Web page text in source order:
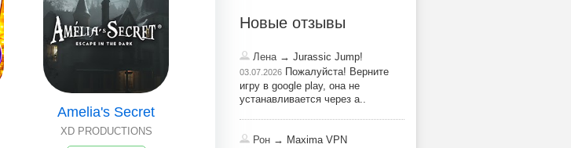
Amelia's Secret
XD PRODUCTIONS
Новые отзывы
Лена→ Jurassic Jump!
03.07.2026 Пожалуйста! Верните
игру в google play, она не
устанавливается через a..
Рон → Maxima VPN